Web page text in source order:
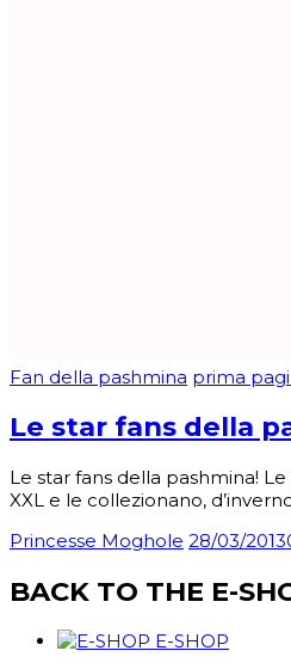
Fan della pashmina prima
Le star fans della
Le star fans della pashmina!
XXL e le collezionano,
Princesse Moghole 28/03/2013
BACK TO THE E-
E-SHOP